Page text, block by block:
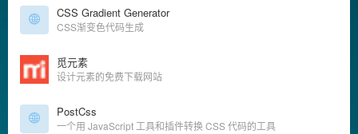
CSS Gradient Generator
CSS渐变色代码生成
觅元素
设计元素的免费下载网站
PostCss
一个用 JavaScript 工具和插件转换 CSS 代码的工具